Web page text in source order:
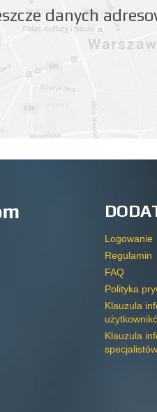
danych
Logowanie
Regulamin
FAQ
Polityka
Klauzula
Klauzula
specjalistów